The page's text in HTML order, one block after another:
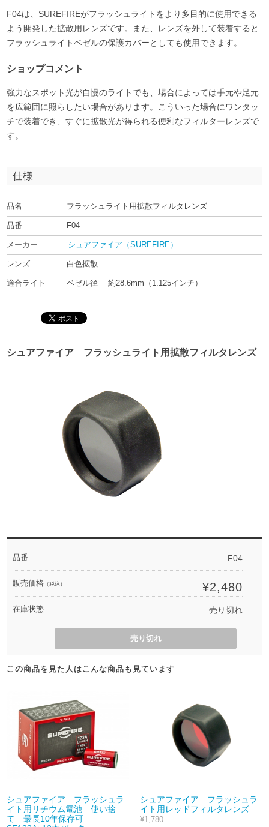
F04は、SUREFIREがフラッシュライトをより多目的に使用できる
よう開発した拡散用レンズです。また、レンズを外して装着すると
フラッシュライトベゼルの保護カバーとしても使用できます。
ショップコメント
強力なスポット光が自慢のライトでも、場合によっては手元や足元
を広範囲に照らしたい場合があります。こういった場合にワンタッ
チで装着でき、すぐに拡散光が得られる便利なフィルターレンズで
す。
仕様
品名 フラッシュライト用拡散フィルタレンズ
品番 F04
メーカー シュアファイア（SUREFIRE）
レンズ 白色拡散
適合ライト ベゼル径 約28.6mm（1.125インチ）
シュアファイア フラッシュライト用拡散フィルタレンズ
品番 F04
販売価格 （税込） ¥2,480
在庫状態 売り切れ
売り切れ
この商品を見た人はこんな商品も見ています
シュアファイア フラッシュラ
イト用リチウム電池 使い捨
て 最長10年保存可
シュアファイア フラッシュラ
イト用レッドフィルタレンズ
¥1,780